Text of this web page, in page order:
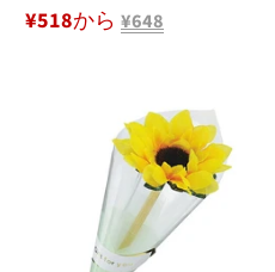
¥518から ¥648